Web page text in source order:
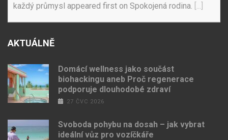
každý průmysl appeared first on Spokojená rodina. [...]
AKTUÁLNĚ
Domácí wellness jako součást
biohackingu aneb Proč regenerace
podporuje dlouhodobé zdraví
27 ČVC 2026
Svoboda pohybu na dosah – jak vybrat
ideální vůz pro vozíčkáře